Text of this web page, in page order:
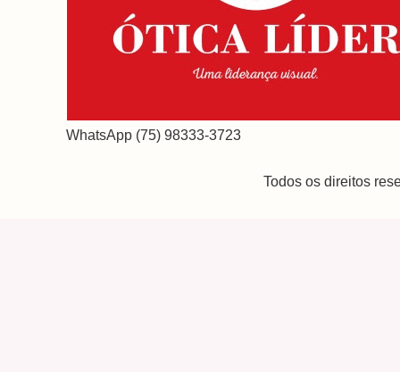
WhatsApp (75) 98333-3723
Todos os direitos